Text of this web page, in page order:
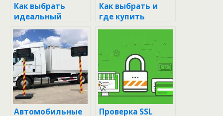
Как выбрать
идеальный
прибор для
измерения
влажности
воздуха в вашем
доме?
Как выбрать и
где купить
вешалки: советы
Автомобильные Проверка SSL